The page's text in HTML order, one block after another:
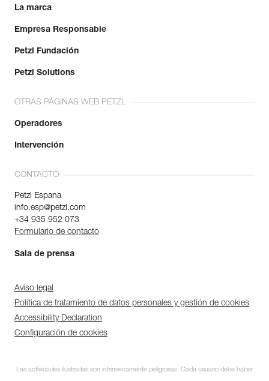
La marca
Empresa Responsable
Petzl Fundación
Petzl Solutions
OTRAS PÁGINAS WEB PETZL
Operadores
Intervención
CONTACTO
Petzl Espana
info.esp@petzl.com
+34 935 952 073
Formulario de contacto
Sala de prensa
Aviso legal
Política de tratamiento de datos personales y gestión de cookies
Accessibility Declaration
Configuración de cookies
Las actividades ilustradas son intrínsecamente peligrosas. Cada usuario debe haber